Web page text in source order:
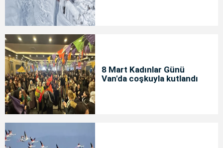
8 Mart Kadınlar Günü
Van'da coşkuyla kutlandı